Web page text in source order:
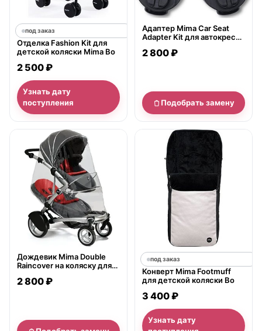
под заказ
Отделка Fashion Kit для
детской коляски Mima Bo
2 500 ₽
Узнать дату
поступления
Адаптер Mima Car Seat
Adapter Kit для автокресла
2 800 ₽
Подобрать замену
нет в продаже
Дождевик Mima Double
Raincover на коляску для
2 800 ₽
под заказ
Конверт Mima Footmuff
для детской коляски Bo
3 400 ₽
Узнать дату